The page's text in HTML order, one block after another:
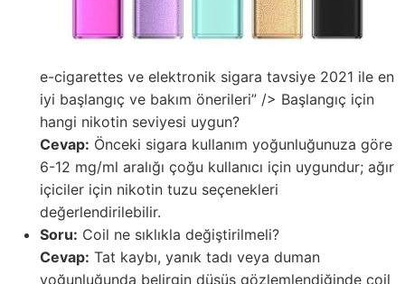
e-cigarettes ve elektronik sigara tavsiye 2021 ile en
iyi başlangıç ve bakım önerileri” /> Başlangıç için
hangi nikotin seviyesi uygun?
Cevap: Önceki sigara kullanım yoğunluğunuza göre
6-12 mg/ml aralığı çoğu kullanıcı için uygundur; ağır
içiciler için nikotin tuzu seçenekleri
değerlendirilebilir.
Soru: Coil ne sıklıkla değiştirilmeli?
Cevap: Tat kaybı, yanık tadı veya duman
yoğunluğunda belirgin düşüş gözlemlendiğinde coil